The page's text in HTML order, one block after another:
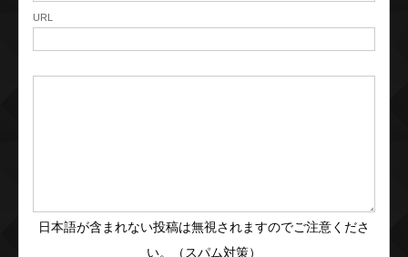
URL
日本語が含まれない投稿は無視されますのでご注意くださ
い。（スパム対策）